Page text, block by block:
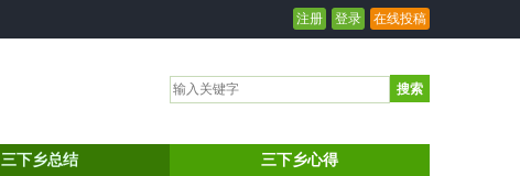
注册 登录 在线投稿
搜索
三下乡总结 三下乡心得